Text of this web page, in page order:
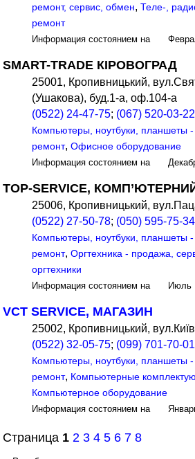
ремонт, сервис, обмен,Теле-,
ремонт
Информация состоянием на
SMART-TRADE КІРОВОГРАД
25001, Кропивницький,
(Ушакова), буд.1-а, оф.104-а
(0522) 24-47-75; (067) 520-03-22
Компьютеры, ноутбуки, планшеты
ремонт,Офисное оборудование
Информация состоянием на
TOP-SERVICE,
25006, Кропивницький,
(0522) 27-50-78; (050) 595-75-34
Компьютеры, ноутбуки, планшеты
ремонт,Оргтехника - продажа,
оргтехники
Информация состоянием на
VCT SERVICE, МАГАЗИН
25002, Кропивницький,
(0522) 32-05-75; (099) 701-70-01
Компьютеры, ноутбуки, планшеты
ремонт, Компьютерные
Компьютерное оборудование
Информация состоянием на
Страница 12 3 4 5 6 7 8